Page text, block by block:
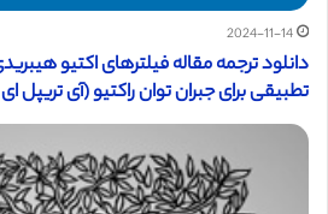
2024-11-14
تطبیقی ​​برای جبران توان راکتیو (آی تریپل ای 2011)